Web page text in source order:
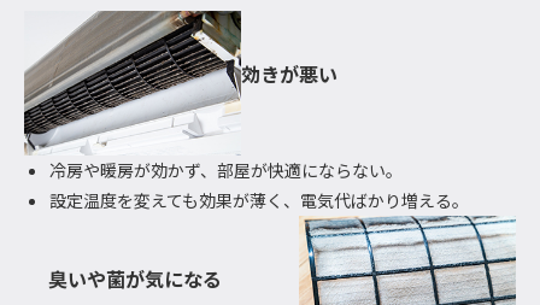
効きが悪い
冷房や暖房が効かず、部屋が快適にならない。
設定温度を変えても効果が薄く、電気代ばかり増える。
臭いや菌が気になる